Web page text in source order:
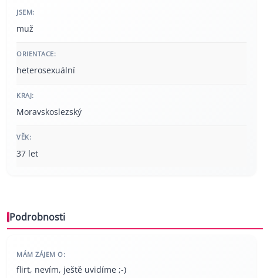
JSEM:
muž
ORIENTACE:
heterosexuální
KRAJ:
Moravskoslezský
VĚK:
37 let
Podrobnosti
MÁM ZÁJEM O:
flirt, nevím, ještě uvidíme ;-)